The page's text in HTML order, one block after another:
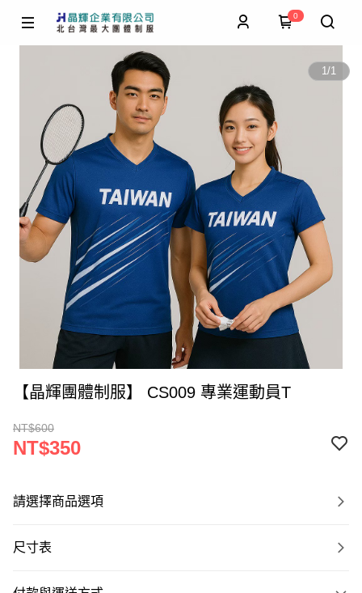
0
1/1
【晶輝團體制服】 CS009 專業運動員T
NT$600
NT$350
請選擇商品選項
尺寸表